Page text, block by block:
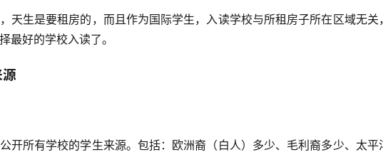
天生是要租房的，而且作为国际学生，入读学校与所租房子所在区域无关
最好的学校入读了。
源
开所有学校的学生来源。包括：欧洲裔（白人）多少、毛利裔多少、太平